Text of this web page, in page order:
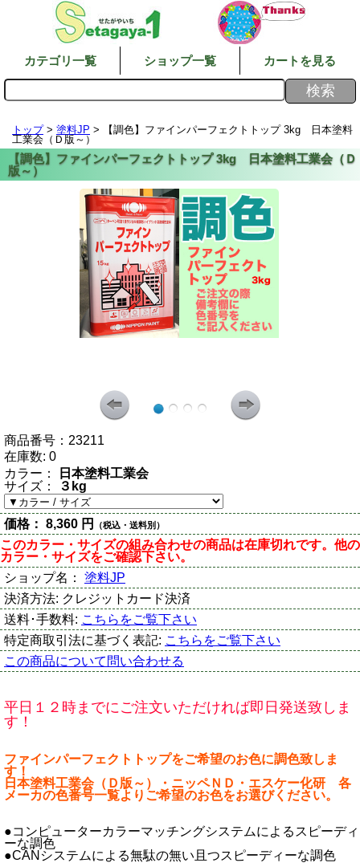
カテゴリ一覧 ショップ一覧 カートを見る
トップ> 塗料JP > 【調色】ファインパーフェクトトップ 3kg 日本塗料
工業会（Ｄ版～）
商品番号： 23211
在庫数: 0
カラー：
日本塗料工業会
サイズ：
３kg
価格： 8,360 円 （税込・送料別）
このカラー・サイズの組み合わせの商品は在庫切れです。他の
カラー・サイズをご確認下さい。
ショップ名： 塗料JP
決済方法: クレジットカード決済
送料･手数料: こちらをご覧下さい
特定商取引法に基づく表記: こちらをご覧下さい
この商品について問い合わせる
平日１２時までにご注文いただければ即日発送致しま
す！
ファインパーフェクトトップをご希望のお色に調色致しま
す！
日本塗料工業会（Ｄ版～）・ニッペＮＤ・エスケー化研 各
メーカの色番号一覧よりご希望のお色をお選びください。
●コンピューターカラーマッチングシステムによるスピーディ
ーな調色
●CANシステムによる無駄の無い且つスピーディーな調色